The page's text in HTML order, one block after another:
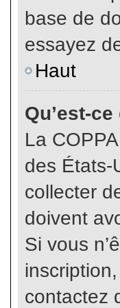
base de
essayez
Haut
Qu’est-
La
des États-
collecter
doivent
Si vous
contactez